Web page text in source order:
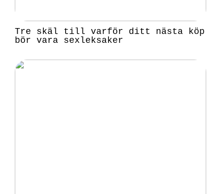
Tre skäl till varför ditt nästa köp
bör vara sexleksaker